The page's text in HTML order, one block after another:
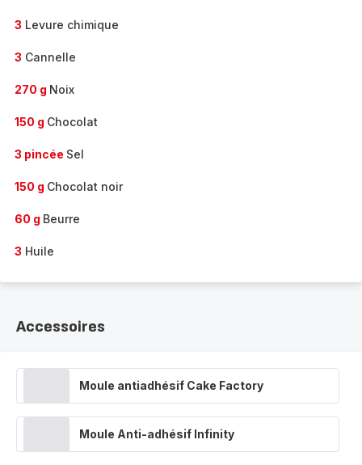
3 Levure chimique
3 Cannelle
270 g Noix
150 g Chocolat
3 pincée Sel
150 g Chocolat noir
60 g Beurre
3 Huile
Accessoires
Moule antiadhésif Cake Factory
Moule Anti-adhésif Infinity